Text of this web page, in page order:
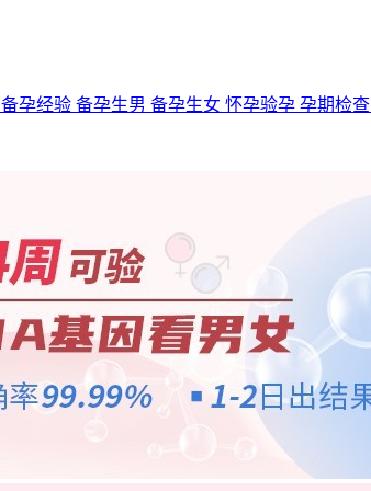
备孕经验 备孕生男 备孕生女 怀孕验孕 孕期检查